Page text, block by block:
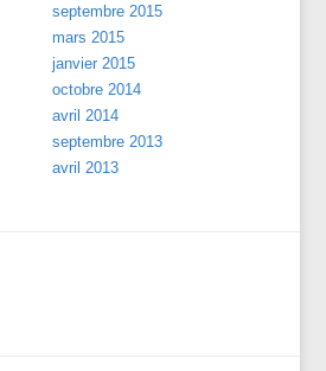
septembre 2015
mars 2015
janvier 2015
octobre 2014
avril 2014
septembre 2013
avril 2013